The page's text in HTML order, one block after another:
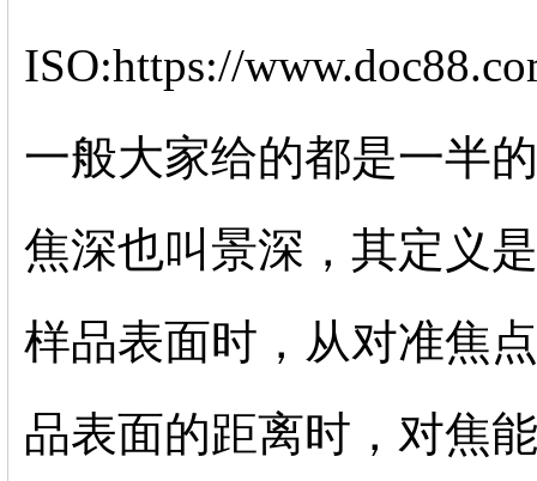
ISO:https://
一般大家给的都是一半
焦深也叫景深，其定义
样品表面时，从对准焦
品表面的距离时，对焦